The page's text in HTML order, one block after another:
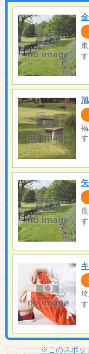
す
す
す
す
※このスポッ